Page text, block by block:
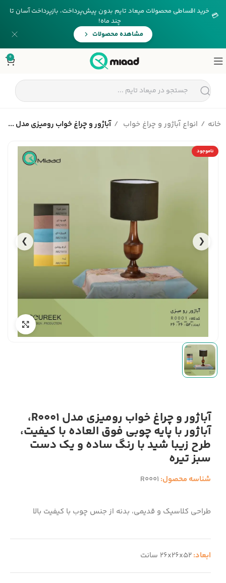
💳 خرید اقساطی محصولات میعاد تایم بدون پیش‌پرداخت، بازپرداخت آسان تا
چند ماه!
مشاهده محصولات
0
خانه انواع آباژور و چراغ خواب آباژور و چراغ خواب رومیزی مدل ...
ناموجود
❮
❯
آباژور و چراغ خواب رومیزی مدل R0001،
آباژور با پایه چوبی فوق العاده با کیفیت،
طرح زیبا شید با رنگ ساده و یک دست
سبز تیره
شناسه محصول: R0001
طراحی کلاسیک و قدیمی، بدنه از جنس چوب با کیفیت بالا
ابعاد:26x26x52 سانت